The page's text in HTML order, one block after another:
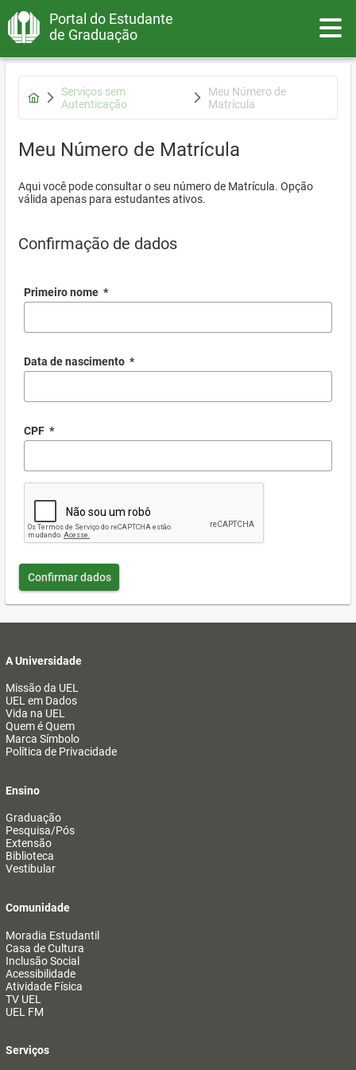
Portal do Estudante
de Graduação
Serviços sem
Autenticação
Meu Número de
Matrícula
Meu Número de Matrícula
Aqui você pode consultar o seu número de Matrícula. Opção
válida apenas para estudantes ativos.
Confirmação de dados
Primeiro nome *
Data de nascimento *
CPF *
Confirmar dados
A Universidade
Missão da UEL
UEL em Dados
Vida na UEL
Quem é Quem
Marca Símbolo
Política de Privacidade
Ensino
Graduação
Pesquisa/Pós
Extensão
Biblioteca
Vestibular
Comunidade
Moradia Estudantil
Casa de Cultura
Inclusão Social
Acessibilidade
Atividade Física
TV UEL
UEL FM
Serviços